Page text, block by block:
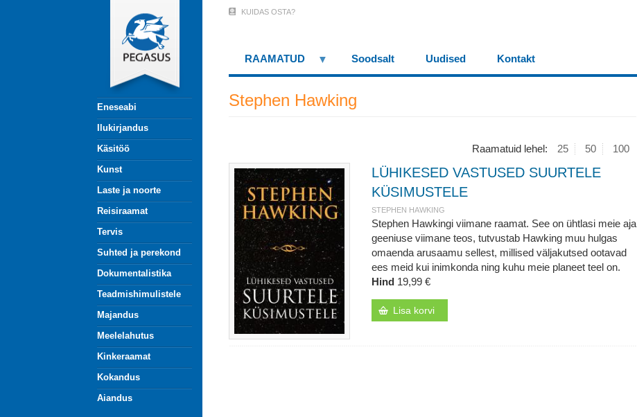
Eneseabi
Ilukirjandus
Käsitöö
Kunst
Laste ja noorte
Reisiraamat
Tervis
Suhted ja perekond
Dokumentalistika
Teadmishimulistele
Majandus
Meelelahutus
Kinkeraamat
Kokandus
Aiandus
Menu
(logged
KUIDAS OSTA?
RAAMATUD Soodsalt Uudised Kontakt
Stephen Hawking
Raamatuid lehel: 25 50 100
LÜHIKESED VASTUSED SUURTELE
KÜSIMUSTELE
STEPHEN HAWKING
Stephen Hawkingi viimane raamat. See on ühtlasi meie aja
geeniuse viimane teos, tutvustab Hawking muu hulgas
omaenda arusaamu sellest, millised väljakutsed ootavad
ees meid kui inimkonda ning kuhu meie planeet teel on.
Hind 19,99 €
Lisa korvi